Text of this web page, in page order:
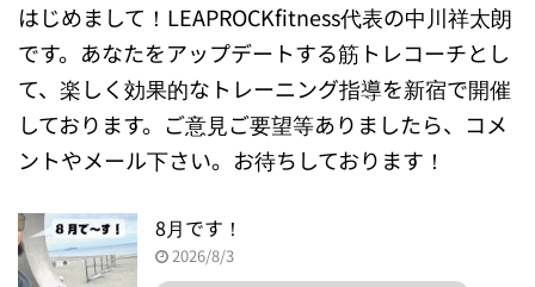
はじめまして！LEAPROCKfitness代表の中川祥太朗
です。あなたをアップデートする筋トレコーチとし
て、楽しく効果的なトレーニング指導を新宿で開催
しております。ご意見ご要望等ありましたら、コメ
ントやメール下さい。お待ちしております！
8月です！
2026/8/3